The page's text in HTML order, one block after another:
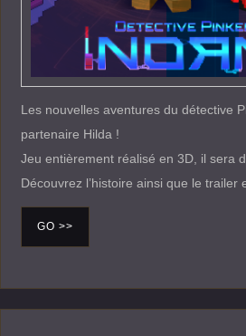
Les nouvelles aventures du détective
partenaire Hilda !
Jeu entièrement réalisé en 3D, il sera
Découvrez l’histoire ainsi que le trailer
GO >>